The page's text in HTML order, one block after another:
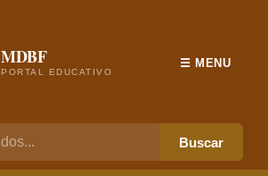
MDBF
PORTAL EDUCATIVO
Buscar
☰ MENU